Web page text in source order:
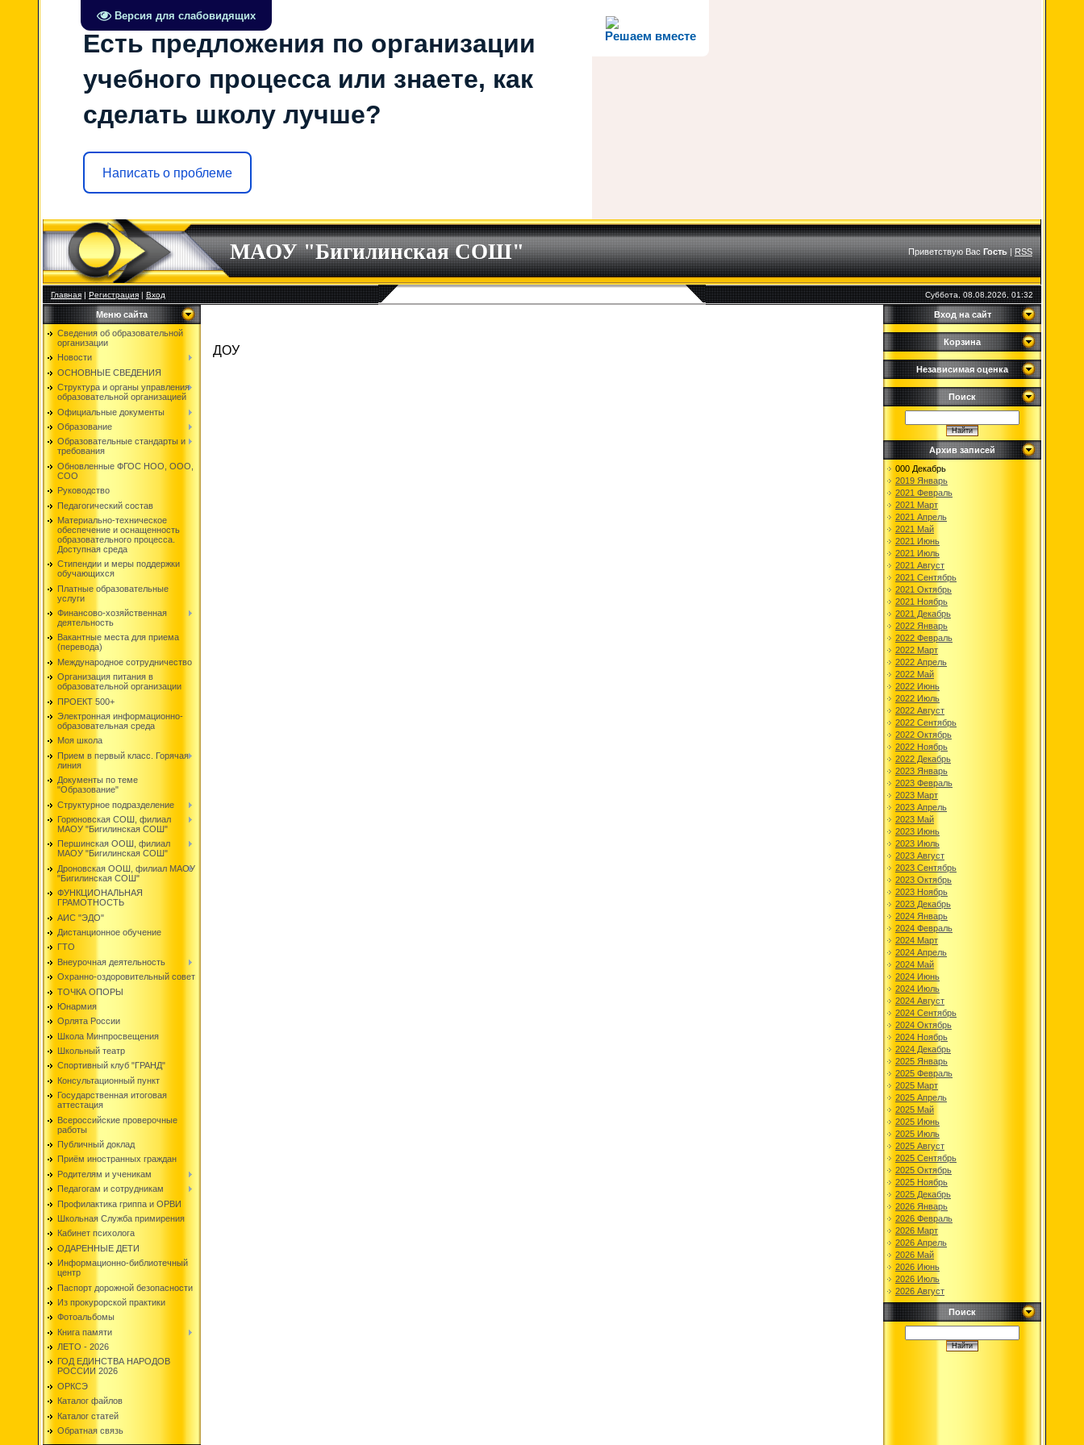
Версия для слабовидящих
Решаем вместе
Есть предложения по организации
учебного процесса или знаете, как
сделать школу лучше?
Написать о проблеме
МАОУ "Бигилинская СОШ" Приветствую Вас Гость|RSS
Главная|Регистрация|Вход Суббота, 08.08.2026, 01:32
Меню сайта
Сведения об образовательной
организации
Новости
ОСНОВНЫЕ СВЕДЕНИЯ
Структура и органы управления
образовательной организацией
Официальные документы
Образование
Образовательные стандарты и
требования
Обновленные ФГОС НОО, ООО,
СОО
Руководство
Педагогический состав
Материально-техническое
обеспечение и оснащенность
образовательного процесса.
Доступная среда
Стипендии и меры поддержки
обучающихся
Платные образовательные
услуги
Финансово-хозяйственная
деятельность
Вакантные места для приема
(перевода)
Международное сотрудничество
Организация питания в
образовательной организации
ПРОЕКТ 500+
Электронная информационно-
образовательная среда
Моя школа
Прием в первый класс. Горячая
линия
Документы по теме
"Образование"
Структурное подразделение
Горюновская СОШ, филиал
МАОУ "Бигилинская СОШ"
Першинская ООШ, филиал
МАОУ "Бигилинская СОШ"
Дроновская ООШ, филиал МАОУ
"Бигилинская СОШ"
ФУНКЦИОНАЛЬНАЯ
ГРАМОТНОСТЬ
АИС "ЭДО"
Дистанционное обучение
ГТО
Внеурочная деятельность
Охранно-оздоровительный совет
ТОЧКА ОПОРЫ
Юнармия
Орлята России
Школа Минпросвещения
Школьный театр
Спортивный клуб "ГРАНД"
Консультационный пункт
Государственная итоговая
аттестация
Всероссийские проверочные
работы
Публичный доклад
Приём иностранных граждан
Родителям и ученикам
Педагогам и сотрудникам
Профилактика гриппа и ОРВИ
Школьная Служба примирения
Кабинет психолога
ОДАРЕННЫЕ ДЕТИ
Информационно-библиотечный
центр
Паспорт дорожной безопасности
Из прокурорской практики
Фотоальбомы
Книга памяти
ЛЕТО - 2026
ГОД ЕДИНСТВА НАРОДОВ
РОССИИ 2026
ОРКСЭ
Каталог файлов
Каталог статей
Обратная связь
ДОУ
Вход на сайт
Корзина
Независимая оценка
Поиск
Архив записей
000 Декабрь
2019 Январь
2021 Февраль
2021 Март
2021 Апрель
2021 Май
2021 Июнь
2021 Июль
2021 Август
2021 Сентябрь
2021 Октябрь
2021 Ноябрь
2021 Декабрь
2022 Январь
2022 Февраль
2022 Март
2022 Апрель
2022 Май
2022 Июнь
2022 Июль
2022 Август
2022 Сентябрь
2022 Октябрь
2022 Ноябрь
2022 Декабрь
2023 Январь
2023 Февраль
2023 Март
2023 Апрель
2023 Май
2023 Июнь
2023 Июль
2023 Август
2023 Сентябрь
2023 Октябрь
2023 Ноябрь
2023 Декабрь
2024 Январь
2024 Февраль
2024 Март
2024 Апрель
2024 Май
2024 Июнь
2024 Июль
2024 Август
2024 Сентябрь
2024 Октябрь
2024 Ноябрь
2024 Декабрь
2025 Январь
2025 Февраль
2025 Март
2025 Апрель
2025 Май
2025 Июнь
2025 Июль
2025 Август
2025 Сентябрь
2025 Октябрь
2025 Ноябрь
2025 Декабрь
2026 Январь
2026 Февраль
2026 Март
2026 Апрель
2026 Май
2026 Июнь
2026 Июль
2026 Август
Поиск